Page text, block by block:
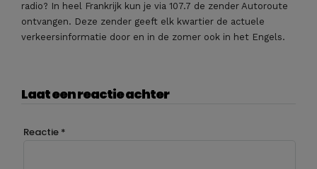
radio? In heel Frankrijk kun je via 107.7 de zender Autoroute
ontvangen. Deze zender geeft elk kwartier de actuele
verkeersinformatie door en in de zomer ook in het Engels.
Laat een reactie achter
Reactie *